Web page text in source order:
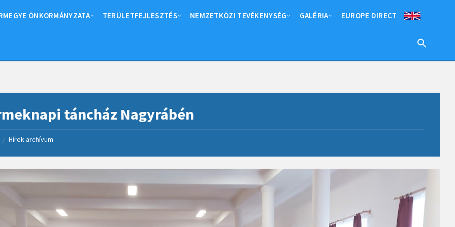
ÖNKORMÁNYZATA TERÜLETFEJLESZTÉS NEMZETKÖZI TEVÉKENYSÉG GALÉRIA EUROPE DIRECT
táncház Nagyrábén
/ Hírek archívum